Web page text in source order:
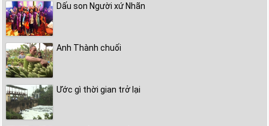
Dấu son Người xứ Nhãn
Anh Thành chuối
Ước gì thời gian trở lại